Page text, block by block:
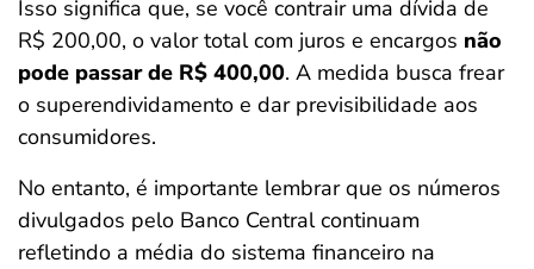
Isso significa que, se você contrair uma dívida de
R$ 200,00, o valor total com juros e encargos não
pode passar de R$ 400,00. A medida busca frear
o superendividamento e dar previsibilidade aos
consumidores.
No entanto, é importante lembrar que os números
divulgados pelo Banco Central continuam
refletindo a média do sistema financeiro na